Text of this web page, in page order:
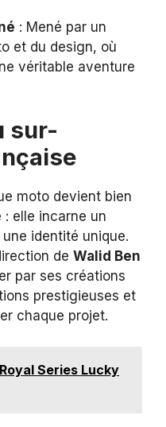
: Mené par un
et du design, où
véritable aventure
sur-
moto devient bien
: elle incarne un
identité unique.
de Walid Ben
par ses créations
prestigieuses et
chaque projet.
Series Lucky